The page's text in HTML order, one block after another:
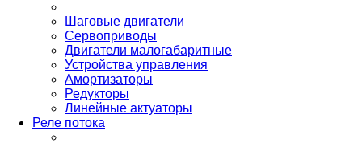
Шаговые двигатели
Сервоприводы
Двигатели малогабаритные
Устройства управления
Амортизаторы
Редукторы
Линейные актуаторы
Реле потока